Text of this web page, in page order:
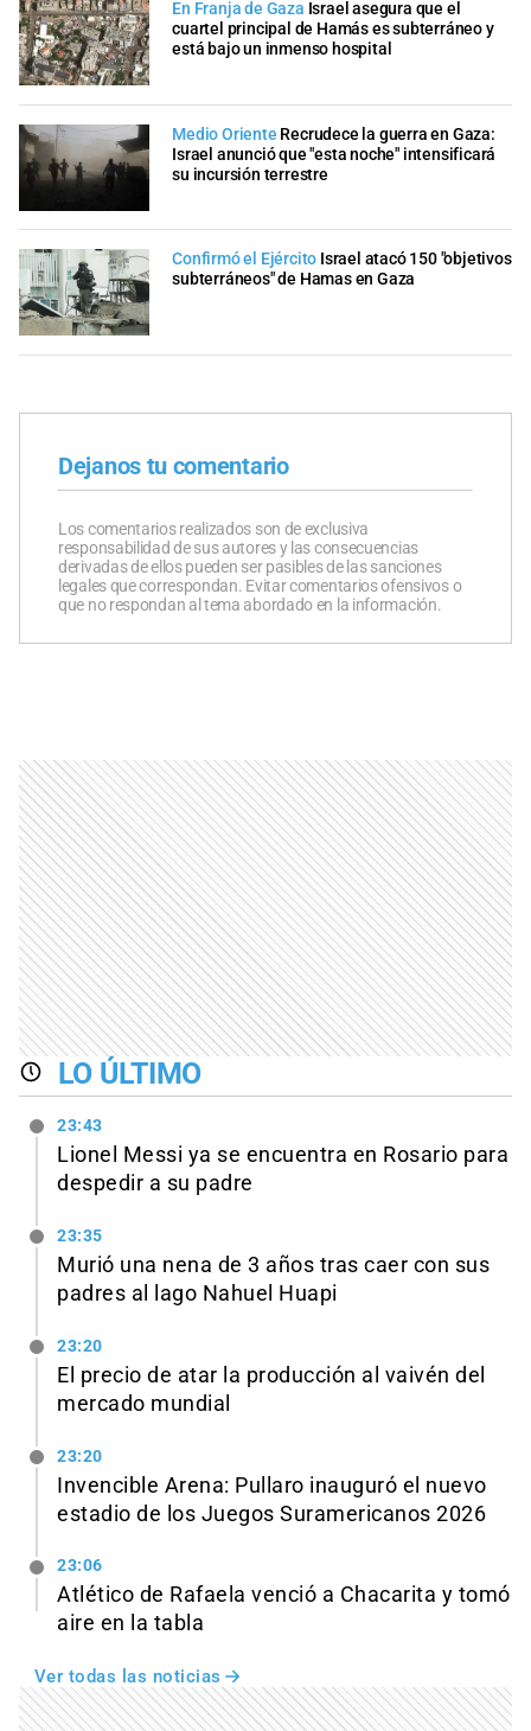
En Franja de Gaza Israel asegura que el
cuartel principal de Hamás es subterráneo y
está bajo un inmenso hospital
Medio Oriente Recrudece la guerra en Gaza:
Israel anunció que "esta noche" intensificará
su incursión terrestre
Confirmó el Ejército Israel atacó 150 "objetivos
subterráneos" de Hamas en Gaza
Dejanos tu comentario
Los comentarios realizados son de exclusiva
responsabilidad de sus autores y las consecuencias
derivadas de ellos pueden ser pasibles de las sanciones
legales que correspondan. Evitar comentarios ofensivos o
que no respondan al tema abordado en la información.
LO ÚLTIMO
23:43
Lionel Messi ya se encuentra en Rosario para
despedir a su padre
23:35
Murió una nena de 3 años tras caer con sus
padres al lago Nahuel Huapi
23:20
El precio de atar la producción al vaivén del
mercado mundial
23:20
Invencible Arena: Pullaro inauguró el nuevo
estadio de los Juegos Suramericanos 2026
23:06
Atlético de Rafaela venció a Chacarita y tomó
aire en la tabla
Ver todas las noticias